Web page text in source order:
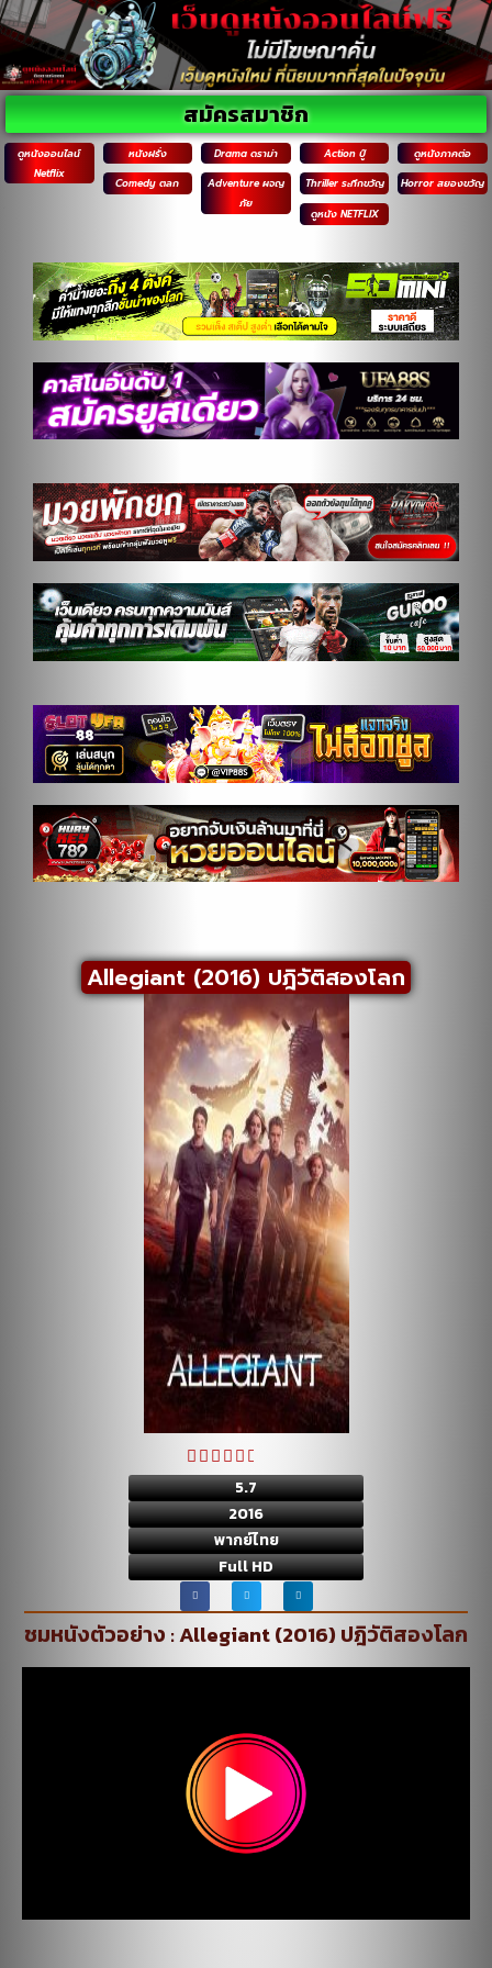
ดูหนังออนไลน์
Netflix
หนังฝรั่ง Drama ดราม่า Action บู๊
ดูหนังภาคต่อ
Comedy ตลก
Adventure ผจญ
ภัย
Thriller ระทึกขวัญ
Horror สยองขวัญ
ดูหนัง NETFLIX
สมัครสมาชิก
Allegiant (2016) ปฎิวัติสองโลก
5.7
2016
พากย์ไทย
Full HD
ชมหนังตัวอย่าง : Allegiant (2016) ปฎิวัติสองโลก